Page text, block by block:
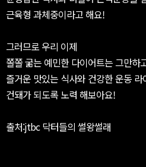
근육형 과체중이라고 해요!
그러므로 우리 이제
쫄쫄 굶는 예민한 다이어트는 그만하
즐거운 맛있는 식사와 건강한 운동 라
건돼가 되도록 노력 해보아요!
출처:jtbc 닥터들의 썰왕썰래